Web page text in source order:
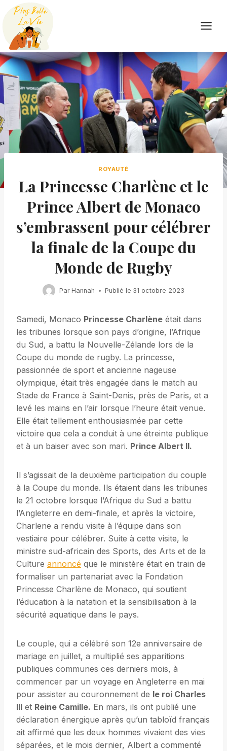
Skip
content
ROYAUTÉ
La Princesse Charlène et le
Prince Albert de Monaco
s’embrassent pour célébrer
la finale de la Coupe du
Monde de Rugby
Par Hannah Publié le 31 octobre 2023
Samedi, Monaco Princesse Charlène était dans
les tribunes lorsque son pays d’origine, l’Afrique
du Sud, a battu la Nouvelle-Zélande lors de la
Coupe du monde de rugby. La princesse,
passionnée de sport et ancienne nageuse
olympique, était très engagée dans le match au
Stade de France à Saint-Denis, près de Paris, et a
levé les mains en l’air lorsque l’heure était venue.
Elle était tellement enthousiasmée par cette
victoire que cela a conduit à une étreinte publique
et à un baiser avec son mari. Prince Albert II.
Il s’agissait de la deuxième participation du couple
à la Coupe du monde. Ils étaient dans les tribunes
le 21 octobre lorsque l’Afrique du Sud a battu
l’Angleterre en demi-finale, et après la victoire,
Charlene a rendu visite à l’équipe dans son
vestiaire pour célébrer. Suite à cette visite, le
ministre sud-africain des Sports, des Arts et de la
Culture annoncé que le ministère était en train de
formaliser un partenariat avec la Fondation
Princesse Charlène de Monaco, qui soutient
l’éducation à la natation et la sensibilisation à la
sécurité aquatique dans le pays.
Le couple, qui a célébré son 12e anniversaire de
mariage en juillet, a multiplié ses apparitions
publiques communes ces derniers mois, à
commencer par un voyage en Angleterre en mai
pour assister au couronnement de le roi Charles
III et Reine Camille. En mars, ils ont publié une
déclaration énergique après qu’un tabloïd français
ait affirmé que les deux hommes vivaient des vies
séparées, et le mois dernier, Albert a commenté